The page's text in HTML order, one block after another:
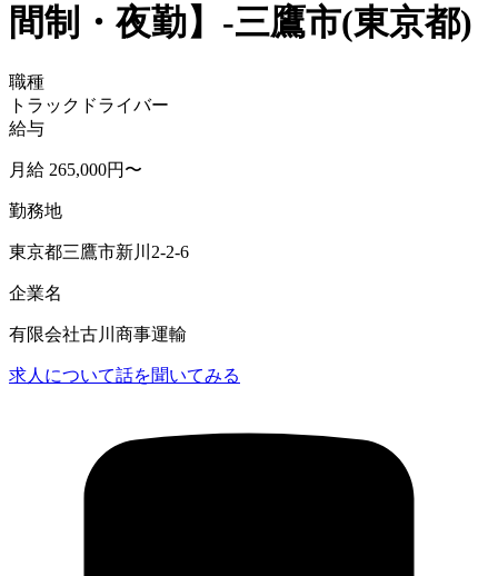
間制・夜勤】-三鷹市(東京都)
職種
トラックドライバー
給与
月給 265,000円〜
勤務地
東京都三鷹市新川2-2-6
企業名
有限会社古川商事運輸
求人について話を聞いてみる